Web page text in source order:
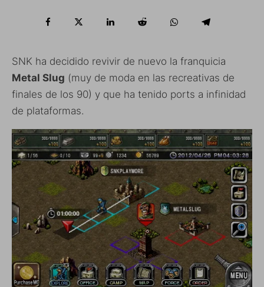
SNK ha decidido revivir de nuevo la franquicia
Metal Slug (muy de moda en las recreativas de
finales de los 90) y que ha tenido ports a infinidad
de plataformas.